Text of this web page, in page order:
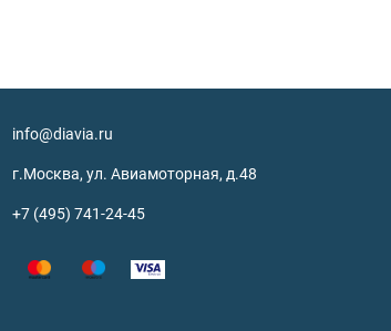
info@diavia.ru
г.Москва, ул. Авиамоторная, д.48
+7 (495) 741-24-45